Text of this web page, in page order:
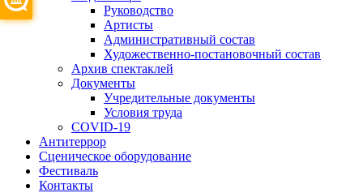
Руководство
Артисты
Административный состав
Художественно-постановочный состав
Архив спектаклей
Документы
Учредительные документы
Условия труда
COVID-19
Антитеррор
Сценическое оборудование
Фестиваль
Контакты